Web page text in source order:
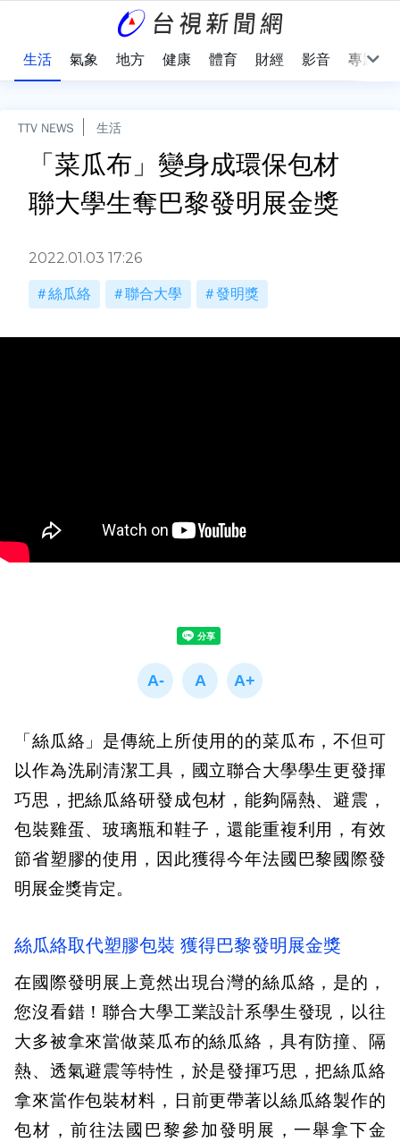
生活 氣象 地方 健康 體育 財經 影音 專題
TTV NEWS 生活
「菜瓜布」變身成環保包材
聯大學生奪巴黎發明展金獎
2022.01.03 17:26
絲瓜絡 聯合大學 發明獎
「絲瓜絡」是傳統上所使用的的菜瓜布，不但可
以作為洗刷清潔工具，國立聯合大學學生更發揮
巧思，把絲瓜絡研發成包材，能夠隔熱、避震，
包裝雞蛋、玻璃瓶和鞋子，還能重複利用，有效
節省塑膠的使用，因此獲得今年法國巴黎國際發
明展金獎肯定。
絲瓜絡取代塑膠包裝 獲得巴黎發明展金獎
在國際發明展上竟然出現台灣的絲瓜絡，是的，
您沒看錯！聯合大學工業設計系學生發現，以往
大多被拿來當做菜瓜布的絲瓜絡，具有防撞、隔
熱、透氣避震等特性，於是發揮巧思，把絲瓜絡
拿來當作包裝材料，日前更帶著以絲瓜絡製作的
包材，前往法國巴黎參加發明展，一舉拿下金